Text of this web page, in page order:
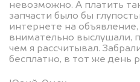
невозможно. А платить
запчасти было бы
интернете на
внимательно выслушали,
чем я рассчитывал.
бесплатно, в тот же день